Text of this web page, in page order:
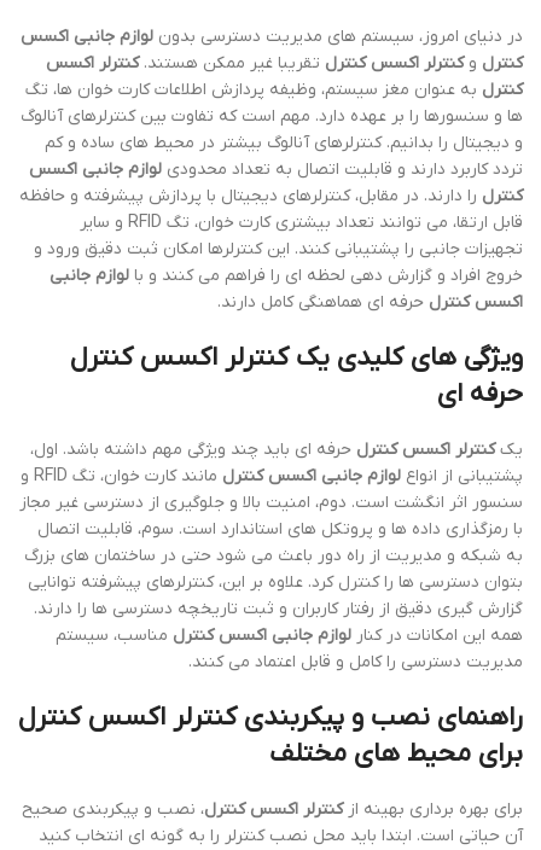
در دنیای امروز، سیستم های مدیریت دسترسی بدون لوازم جانبی اکسس
کنترل وکنترلر اکسس کنترل تقریبا غیر ممکن هستند.کنترلر اکسس
کنترل به عنوان مغز سیستم، وظیفه پردازش اطلاعات کارت خوان ها، تگ
ها و سنسورها را بر عهده دارد. مهم است که تفاوت بین کنترلرهای آنالوگ
و دیجیتال را بدانیم. کنترلرهای آنالوگ بیشتر در محیط های ساده و کم
تردد کاربرد دارند و قابلیت اتصال به تعداد محدودی لوازم جانبی اکسس
کنترل را دارند. در مقابل، کنترلرهای دیجیتال با پردازش پیشرفته و حافظه
قابل ارتقا، می توانند تعداد بیشتری کارت خوان، تگ RFID و سایر
تجهیزات جانبی را پشتیبانی کنند. این کنترلرها امکان ثبت دقیق ورود و
خروج افراد و گزارش دهی لحظه ای را فراهم می کنند و با لوازم جانبی
اکسس کنترل حرفه ای هماهنگی کامل دارند.
ویژگی های کلیدی یک کنترلر اکسس کنترل
حرفه ای
یککنترلر اکسس کنترل حرفه ای باید چند ویژگی مهم داشته باشد. اول،
پشتیبانی از انواع لوازم جانبی اکسس کنترل
مانند کارت خوان، تگ RFID و
سنسور اثر انگشت است. دوم، امنیت بالا و جلوگیری از دسترسی غیر مجاز
با رمزگذاری داده ها و پروتکل های استاندارد است. سوم، قابلیت اتصال
به شبکه و مدیریت از راه دور باعث می شود حتی در ساختمان های بزرگ
بتوان دسترسی ها را کنترل کرد. علاوه بر این، کنترلرهای پیشرفته توانایی
گزارش گیری دقیق از رفتار کاربران و ثبت تاریخچه دسترسی ها را دارند.
همه این امکانات در کنار لوازم جانبی اکسس کنترل مناسب، سیستم
مدیریت دسترسی را کامل و قابل اعتماد می کنند.
راهنمای نصب و پیکربندی کنترلر اکسس کنترل
برای محیط های مختلف
برای بهره برداری بهینه ازکنترلر اکسس کنترل، نصب و پیکربندی صحیح
آن حیاتی است. ابتدا باید محل نصب کنترلر را به گونه ای انتخاب کنید